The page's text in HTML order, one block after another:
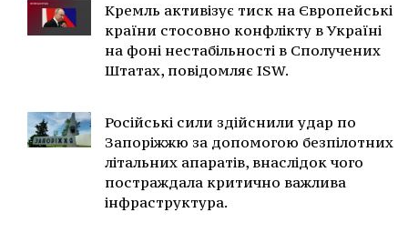
Кремль активізує тиск на Європейські
країни стосовно конфлікту в Україні
на фоні нестабільності в Сполучених
Штатах, повідомляє ISW.
Російські сили здійснили удар по
Запоріжжю за допомогою безпілотних
літальних апаратів, внаслідок чого
постраждала критично важлива
інфраструктура.